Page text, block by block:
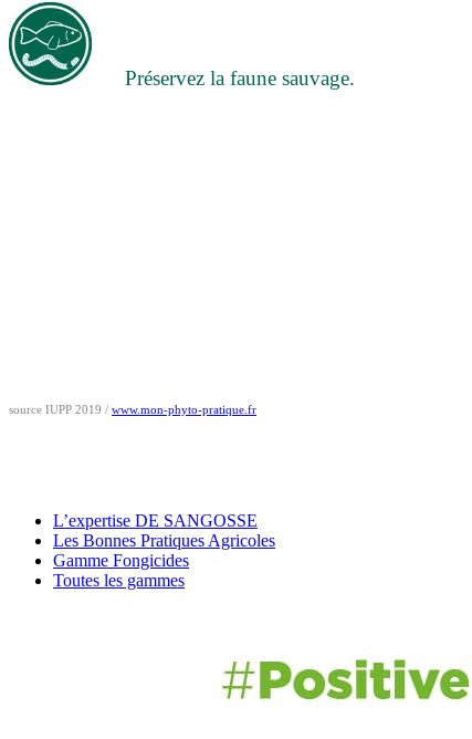
Préservez la faune sauvage.
source IUPP 2019 / www.mon-phyto-pratique.fr
L’expertise DE SANGOSSE
Les Bonnes Pratiques Agricoles
Gamme Fongicides
Toutes les gammes